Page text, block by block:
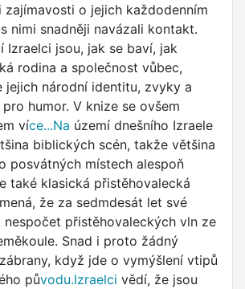
zajímavosti o jejich každodenním
nimi snadněji navázali kontakt.
Izraelci jsou, jak se baví, jak
rodina a společnost vůbec,
jejich národní identitu, zvyky a
humor. V knize se ovšem
více...Na území dnešního Izraele
biblických scén, takže většina
posvátných místech alespoň
také klasická přistěhovalecká
že za sedmdesát let své
nespočet přistěhovaleckých vln ze
Snad i proto žádný
když jde o vymýšlení vtipů
původu.Izraelci vědí, že jsou